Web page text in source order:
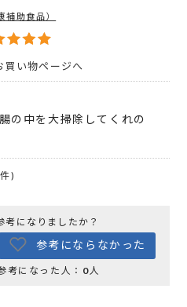
補助食品）
買い物ページへ
の中を大掃除してくれの
)
考になりましたか？
参考にならなかった
考になった人： 0人